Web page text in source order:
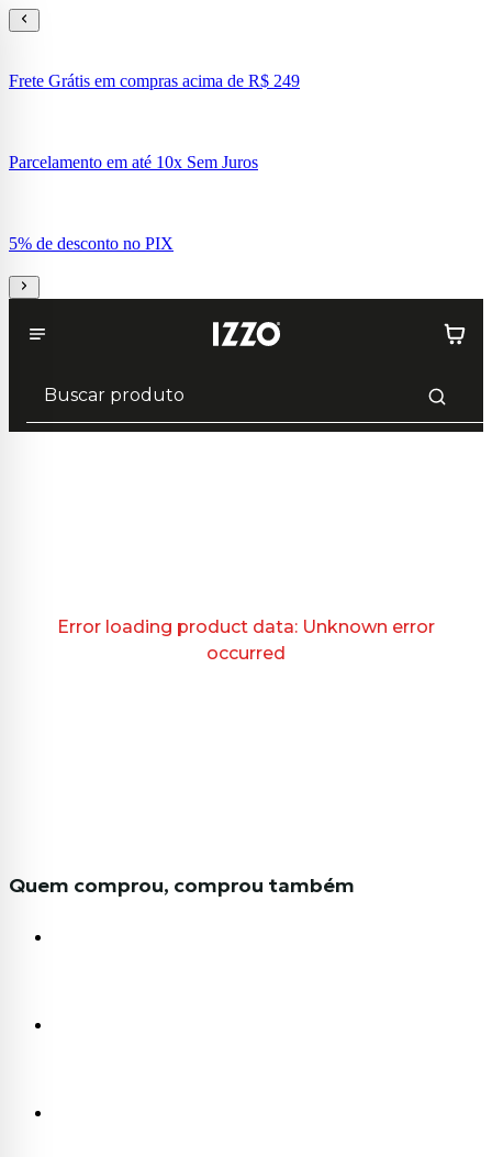
Frete Grátis em compras acima de R$ 249
Parcelamento em até 10x Sem Juros
5% de desconto no PIX
Error loading product data: Unknown error
occurred
Quem comprou, comprou também